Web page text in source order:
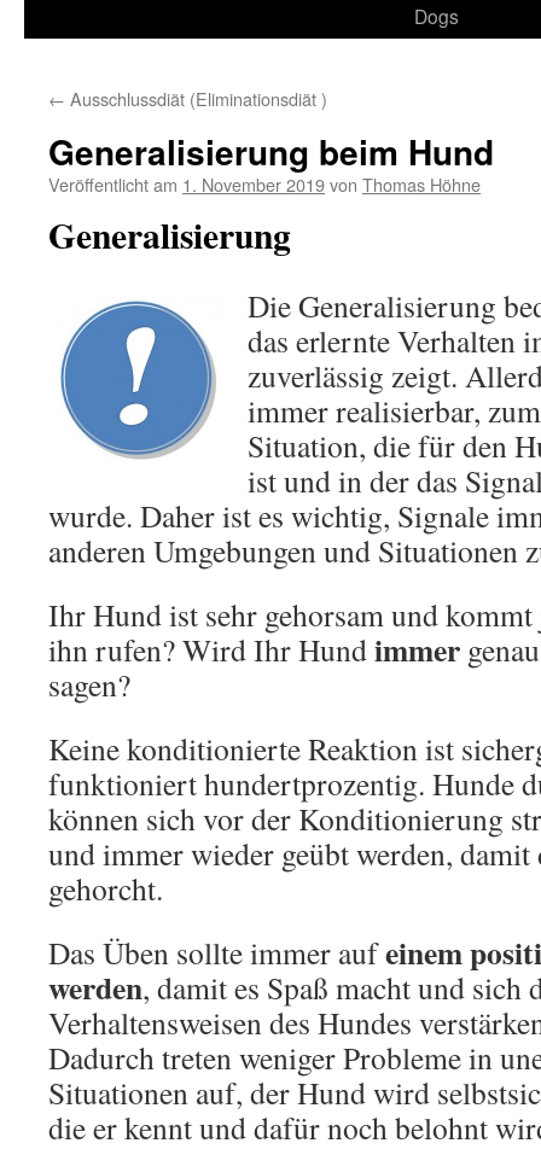
Dogs
← Ausschlussdiät (Eliminationsdiät )
Generalisierung beim Hund
Veröffentlicht am 1. November 2019von Thomas Höhne
Generalisierung
Die Generalisierung
das erlernte Verhalten
zuverlässig zeigt.
immer realisierbar,
Situation, die für den
ist und in der das
wurde. Daher ist es wichtig, Signale
anderen Umgebungen und Situationen
Ihr Hund ist sehr gehorsam und
ihn rufen? Wird Ihr Hundimmer
sagen?
Keine konditionierte Reaktion ist
funktioniert hundertprozentig. Hunde
können sich vor der Konditionierung
und immer wieder geübt werden,
gehorcht.
Das Üben sollte immer aufeinem
werden, damit es Spaß macht und sich
Verhaltensweisen des Hundes
Dadurch treten weniger Probleme in
Situationen auf, der Hund wird
die er kennt und dafür noch belohnt